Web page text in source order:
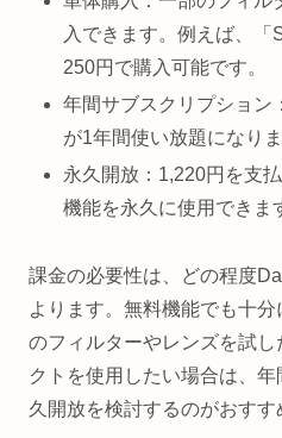
入できます。例えば、
250円で購入可能です。
年間サブスクリプション
が1年間使い放題になりま
永久開放：1,220円を支
機能を永久に使用できま
課金の必要性は、どの程度
よります。無料機能でも十分
のフィルターやレンズを試
クトを使用したい場合は、
久開放を検討するのがおすす